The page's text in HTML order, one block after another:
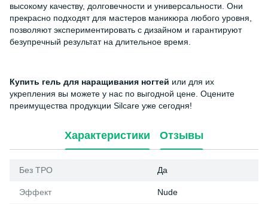
высокому качеству, долговечности и универсальности. Они
прекрасно подходят для мастеров маникюра любого уровня,
позволяют экспериментировать с дизайном и гарантируют
безупречный результат на длительное время.
Купить гель для наращивания ногтей или для их
укрепления вы можете у нас по выгодной цене. Оцените
преимущества продукции Silcare уже сегодня!
Характеристики Отзывы
Без ТРО Да
Эффект Nude